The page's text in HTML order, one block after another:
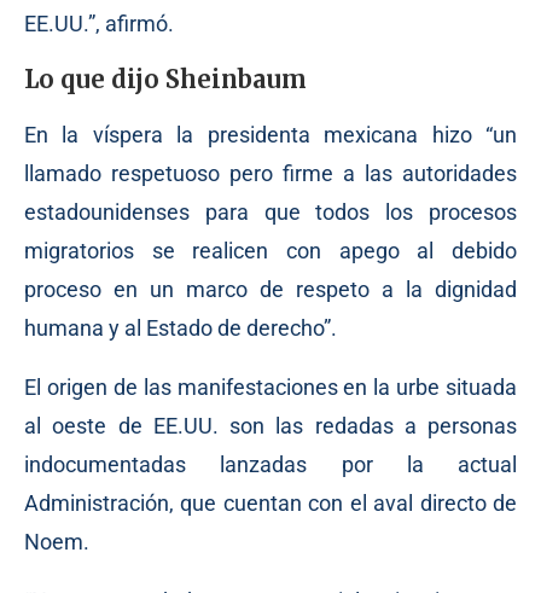
EE.UU.”, afirmó.
Lo que dijo Sheinbaum
En la víspera la presidenta mexicana hizo “un
llamado respetuoso pero firme a las autoridades
estadounidenses para que todos los procesos
migratorios se realicen con apego al debido
proceso en un marco de respeto a la dignidad
humana y al Estado de derecho”.
El origen de las manifestaciones en la urbe situada
al oeste de EE.UU. son las redadas a personas
indocumentadas lanzadas por la actual
Administración, que cuentan con el aval directo de
Noem.